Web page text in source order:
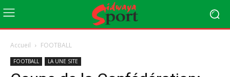
Accueil FOOTBALL
FOOTBALL LA UNE SITE